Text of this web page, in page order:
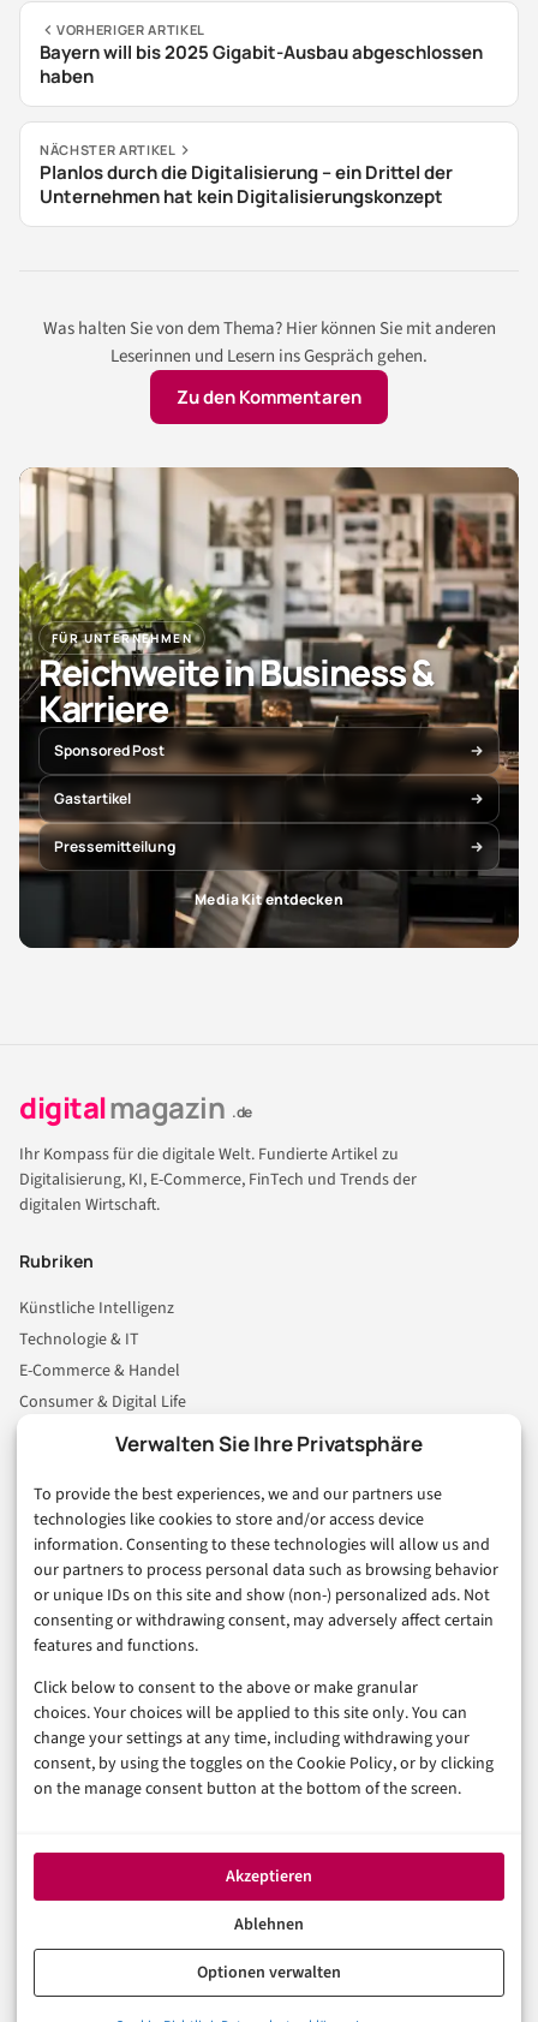
Verwalten Sie Ihre Privatsphäre
To provide the best experiences, we and our partners use
technologies like cookies to store and/or access device
information. Consenting to these technologies will allow us and
our partners to process personal data such as browsing behavior
or unique IDs on this site and show (non-) personalized ads. Not
consenting or withdrawing consent, may adversely affect certain
features and functions.
Click below to consent to the above or make granular
choices. Your choices will be applied to this site only. You can
change your settings at any time, including withdrawing your
consent, by using the toggles on the Cookie Policy, or by clicking
on the manage consent button at the bottom of the screen.
Akzeptieren
Ablehnen
Optionen verwalten
VORHERIGER ARTIKEL
Bayern will bis 2025 Gigabit-Ausbau abgeschlossen
haben
NÄCHSTER ARTIKEL
Planlos durch die Digitalisierung – ein Drittel der
Unternehmen hat kein Digitalisierungskonzept
Was halten Sie von dem Thema? Hier können Sie mit anderen
Leserinnen und Lesern ins Gespräch gehen.
Zu den Kommentaren
FÜR UNTERNEHMEN
Reichweite in Business &
Karriere
Sponsored Post
Gastartikel
Pressemitteilung
Media Kit entdecken
digitalmagazin .de
Ihr Kompass für die digitale Welt. Fundierte Artikel zu
Digitalisierung, KI, E-Commerce, FinTech und Trends der
digitalen Wirtschaft.
Rubriken
Künstliche Intelligenz
Technologie & IT
E-Commerce & Handel
Consumer & Digital Life
Business & Karriere
Sicherheit & Recht
Digitalisierung
Marketing
Magazin
Unsere Redaktion
Werbeformate & Media Kit
Rechtliches
Datenschutzerklärung (EU)
Cookie-Richtlinie (EU)